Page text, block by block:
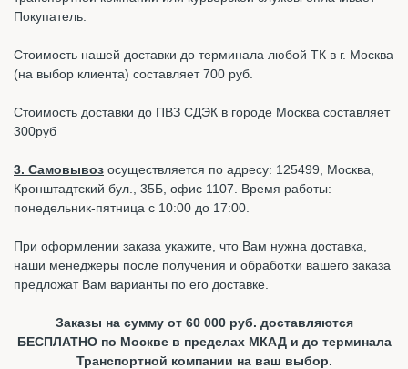
Покупатель.
Стоимость нашей доставки до терминала любой ТК в г. Москва
(на выбор клиента) составляет 700 руб.
Стоимость доставки до ПВЗ СДЭК в городе Москва составляет
300руб
3. Самовывоз осуществляется по адресу: 125499, Москва,
Кронштадтский бул., 35Б, офис 1107. Время работы:
понедельник-пятница с 10:00 до 17:00.
При оформлении заказа укажите, что Вам нужна доставка,
наши менеджеры после получения и обработки вашего заказа
предложат Вам варианты по его доставке.
Заказы на сумму от 60 000 руб. доставляются
БЕСПЛАТНО по Москве в пределах МКАД и до терминала
Транспортной компании на ваш выбор.